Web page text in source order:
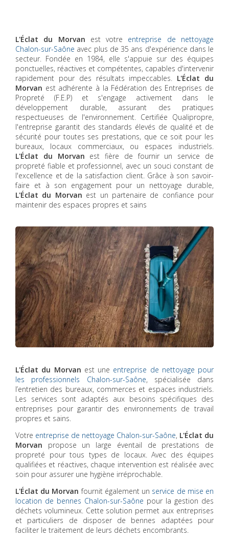
L'Éclat du Morvan est votre entreprise de nettoyage
Chalon-sur-Saône avec plus de 35 ans d'expérience dans le
secteur. Fondée en 1984, elle s'appuie sur des équipes
ponctuelles, réactives et compétentes, capables d'intervenir
rapidement pour des résultats impeccables. L'Éclat du
Morvan est adhérente à la Fédération des Entreprises de
Propreté (F.E.P) et s'engage activement dans le
développement durable, assurant des pratiques
respectueuses de l'environnement. Certifiée Qualipropre,
l'entreprise garantit des standards élevés de qualité et de
sécurité pour toutes ses prestations, que ce soit pour les
bureaux, locaux commerciaux, ou espaces industriels.
L'Éclat du Morvan est fière de fournir un service de
propreté fiable et professionnel, avec un souci constant de
l'excellence et de la satisfaction client. Grâce à son savoir-
faire et à son engagement pour un nettoyage durable,
L'Éclat du Morvan est un partenaire de confiance pour
maintenir des espaces propres et sains
L'Éclat du Morvan est une entreprise de nettoyage pour
les professionnels Chalon-sur-Saône, spécialisée dans
l’entretien des bureaux, commerces et espaces industriels.
Les services sont adaptés aux besoins spécifiques des
entreprises pour garantir des environnements de travail
propres et sains.
Votre entreprise de nettoyage Chalon-sur-Saône, L'Éclat du
Morvan propose un large éventail de prestations de
propreté pour tous types de locaux. Avec des équipes
qualifiées et réactives, chaque intervention est réalisée avec
soin pour assurer une hygiène irréprochable.
L'Éclat du Morvan fournit également un service de mise en
location de bennes Chalon-sur-Saône pour la gestion des
déchets volumineux. Cette solution permet aux entreprises
et particuliers de disposer de bennes adaptées pour
faciliter le traitement de leurs déchets encombrants.